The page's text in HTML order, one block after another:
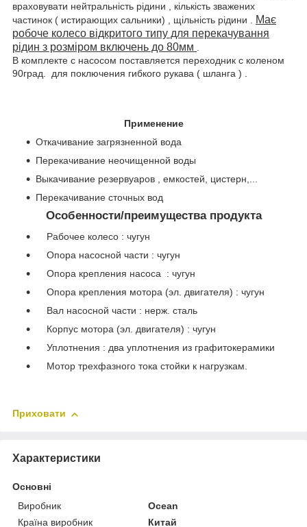
враховувати нейтральність рідини , кількість зважених
частинок ( истирающих сальники) , щільність рідини . Має
робоче колесо відкритого типу для перекачування
рідин з розміром включень до 80мм .
В комплекте с насосом поставляется переходник с коленом
90град. для поключения гибкого рукава ( шланга ) .
Применение
Откачивание загрязненной вода
Перекачивание неочищенной воды
Выкачивание резервуаров , емкостей, цистерн,...
Перекачивание сточных вод
Особенности/преимущества продукта
Рабочее колесо : чугун
Опора насосной части : чугун
Опора крепления насоса : чугун
Опора крепления мотора (эл. двигателя) : чугун
Вал насосной части : нерж. сталь
Корпус мотора (эл. двигателя) : чугун
Уплотнения : два уплотнения из графитокерамики
Мотор трехфазного тока стойки к нагрузкам.
Приховати
Характеристики
Основні
Виробник
Ocean
Країна виробник
Китай